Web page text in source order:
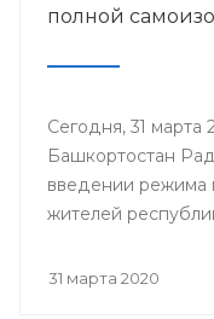
полной
Сегодня, 31 марта
Башкортостан
введении режима
жителей
31 марта 2020